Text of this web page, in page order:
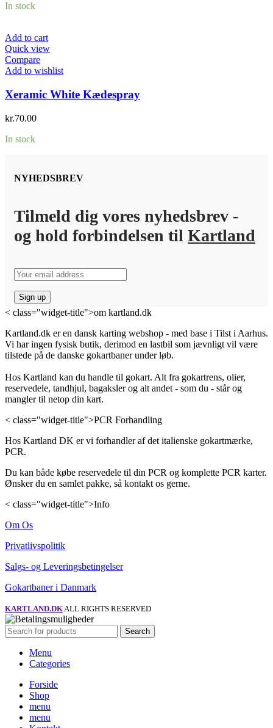
In stock
Add to cart
Quick view
Compare
Add to wishlist
Xeramic White Kædespray
kr.70.00
In stock
NYHEDSBREV
Tilmeld dig vores nyhedsbrev -
og hold forbindelsen til Kartland
< class="widget-title">om kartland.dk
Kartland.dk er en dansk karting webshop - med base i Tilst i Aarhus.
Vi har ingen fysisk butik, derimod en lastbil som jævnligt vil være
tilstede på de danske gokartbaner under løb.
Hos Kartland kan du handle til gokart. Alt fra gokartrens, olier,
reservedele, tandhjul, bagaksler og alt andet - som du - står og
mangler til netop din kart.
< class="widget-title">PCR Forhandling
Hos Kartland DK er vi forhandler af det italienske gokartmærke,
PCR.
Du kan både købe reservedele til din PCR og komplette PCR karter.
Ønsker du en samlet pakke, så kontakt os gerne.
< class="widget-title">Info
Om Os
Privatlivspolitik
Salgs- og Leveringsbetingelser
Gokartbaner i Danmark
KARTLAND.DKALL RIGHTS RESERVED
Search
Menu
Categories
Forside
Shop
menu
menu